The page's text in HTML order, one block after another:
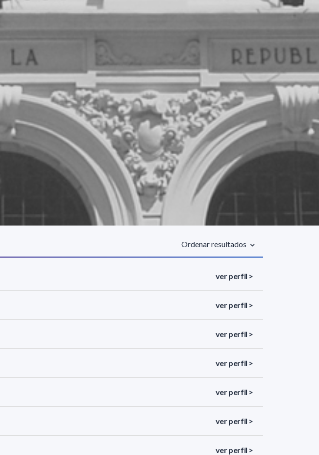
Ordenar resultados
ver perfil >
ver perfil >
ver perfil >
ver perfil >
ver perfil >
ver perfil >
ver perfil >